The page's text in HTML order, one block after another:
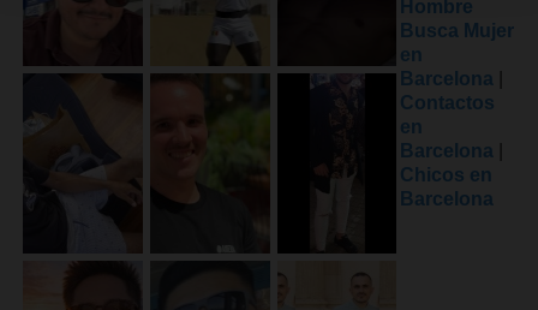
Hombre
Busca Mujer
en
Barcelona
Contactos
en
Barcelona
Chicos en
Barcelona